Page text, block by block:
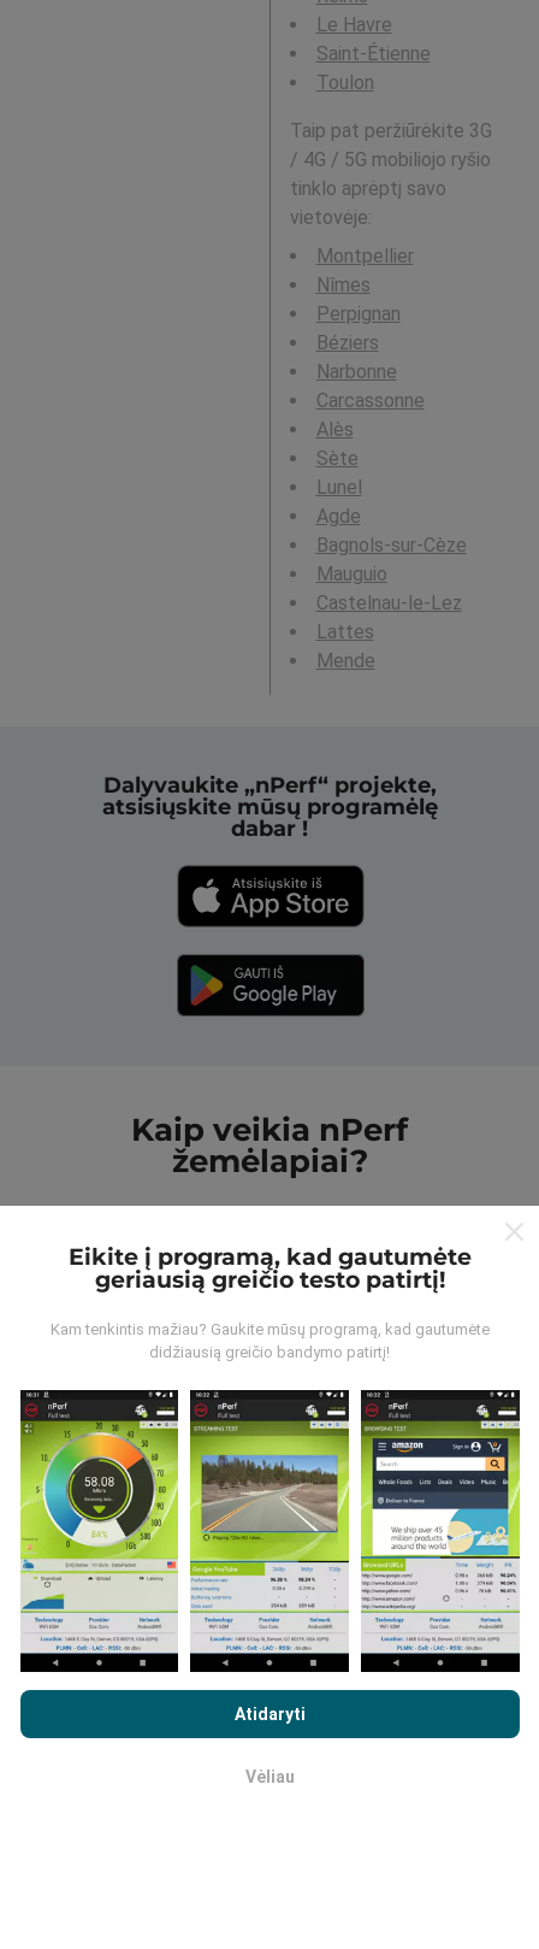
Le Havre
Saint-Étienne
Toulon
Taip pat peržiūrėkite 3G
/ 4G / 5G mobiliojo ryšio
tinklo aprėptį savo
vietovėje:
Montpellier
Nîmes
Perpignan
Béziers
Narbonne
Carcassonne
Alès
Sète
Lunel
Agde
Bagnols-sur-Cèze
Mauguio
Castelnau-le-Lez
Lattes
Mende
Dalyvaukite „nPerf“ projekte,
atsisiųskite mūsų programėlę
dabar !
Kaip veikia nPerf
žemėlapiai?
Iš kur gaunami duomenys?
programos vartotojai. Tai testai, atliekami realiomis
sąlygomis, tiesiogiai lauke. Jei ir jūs norite įsitraukti,
tereikia atsisiųsti „nPerf“ programą į savo išmanųjį
telefoną. Kuo daugiau duomenų, tuo išsamesni bus
žemėlapiai!Visi bandymų rezultatai rodomi
žemėlapiuose. Filtravimo taisyklės taikomos prieš
skaičiavimo parodymus.
Eikite į programą, kad gautumėte
geriausią greičio testo patirtį!
Kam tenkintis mažiau? Gaukite mūsų programą, kad gautumėte
didžiausią greičio bandymo patirtį!
Atidaryti
Vėliau
, taip pat su „nPerf“ testu
vartotojo licencijos sutartis.
Gerai